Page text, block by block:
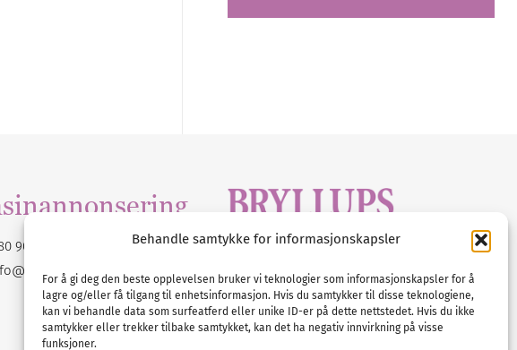
Behandle samtykke for informasjonskapsler
For å gi deg den beste opplevelsen bruker vi teknologier som informasjonskapsler for å
lagre og/eller få tilgang til enhetsinformasjon. Hvis du samtykker til disse teknologiene,
kan vi behandle data som surfeatferd eller unike ID-er på dette nettstedet. Hvis du ikke
samtykker eller trekker tilbake samtykket, kan det ha negativ innvirkning på visse
funksjoner.
90
nordicbridalmedia
E-post :info@nordicbridalmedia.com
Bryllupsmagasinet Norge
© All rights reserved.
VAT: NO911740648